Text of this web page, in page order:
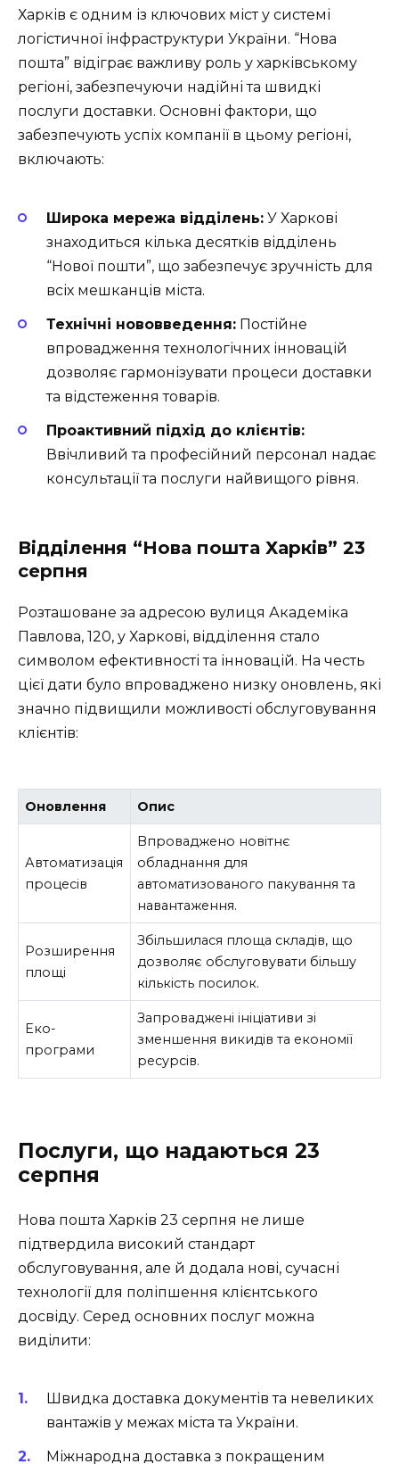
Харків є одним із ключових міст у системі
логістичної інфраструктури України. “Нова
пошта” відіграє важливу роль у харківському
регіоні, забезпечуючи надійні та швидкі
послуги доставки. Основні фактори, що
забезпечують успіх компанії в цьому регіоні,
включають:
Широка мережа відділень: У Харкові
знаходиться кілька десятків відділень
“Нової пошти”, що забезпечує зручність для
всіх мешканців міста.
Технічні нововведення: Постійне
впровадження технологічних інновацій
дозволяє гармонізувати процеси доставки
та відстеження товарів.
Проактивний підхід до клієнтів:
Ввічливий та професійний персонал надає
консультації та послуги найвищого рівня.
Відділення “Нова пошта Харків” 23
серпня
Розташоване за адресою вулиця Академіка
Павлова, 120, у Харкові, відділення стало
символом ефективності та інновацій. На честь
цієї дати було впроваджено низку оновлень, які
значно підвищили можливості обслуговування
клієнтів:
Оновлення Опис
Автоматизація
процесів
Впроваджено новітнє
обладнання для
автоматизованого пакування та
навантаження.
Розширення
площі
Збільшилася площа складів, що
дозволяє обслуговувати більшу
кількість посилок.
Еко-
програми
Запроваджені ініціативи зі
зменшення викидів та економії
ресурсів.
Послуги, що надаються 23
серпня
Нова пошта Харків 23 серпня не лише
підтвердила високий стандарт
обслуговування, але й додала нові, сучасні
технології для поліпшення клієнтського
досвіду. Серед основних послуг можна
виділити:
Швидка доставка документів та невеликих
вантажів у межах міста та України.
Міжнародна доставка з покращеним